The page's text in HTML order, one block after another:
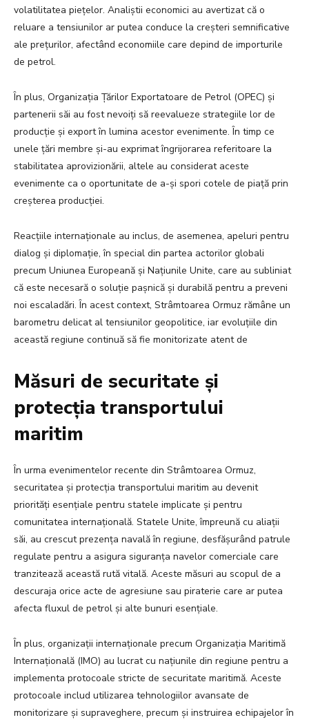
volatilitatea piețelor. Analiștii economici au avertizat că o
reluare a tensiunilor ar putea conduce la creșteri semnificative
ale prețurilor, afectând economiile care depind de importurile
de petrol.
În plus, Organizația Țărilor Exportatoare de Petrol (OPEC) și
partenerii săi au fost nevoiți să reevalueze strategiile lor de
producție și export în lumina acestor evenimente. În timp ce
unele țări membre și-au exprimat îngrijorarea referitoare la
stabilitatea aprovizionării, altele au considerat aceste
evenimente ca o oportunitate de a-și spori cotele de piață prin
creșterea producției.
Reacțiile internaționale au inclus, de asemenea, apeluri pentru
dialog și diplomație, în special din partea actorilor globali
precum Uniunea Europeană și Națiunile Unite, care au subliniat
că este necesară o soluție pașnică și durabilă pentru a preveni
noi escaladări. În acest context, Strâmtoarea Ormuz rămâne un
barometru delicat al tensiunilor geopolitice, iar evoluțiile din
această regiune continuă să fie monitorizate atent de
Măsuri de securitate și
protecția transportului
maritim
În urma evenimentelor recente din Strâmtoarea Ormuz,
securitatea și protecția transportului maritim au devenit
priorități esențiale pentru statele implicate și pentru
comunitatea internațională. Statele Unite, împreună cu aliații
săi, au crescut prezența navală în regiune, desfășurând patrule
regulate pentru a asigura siguranța navelor comerciale care
tranzitează această rută vitală. Aceste măsuri au scopul de a
descuraja orice acte de agresiune sau piraterie care ar putea
afecta fluxul de petrol și alte bunuri esențiale.
În plus, organizații internaționale precum Organizația Maritimă
Internațională (IMO) au lucrat cu națiunile din regiune pentru a
implementa protocoale stricte de securitate maritimă. Aceste
protocoale includ utilizarea tehnologiilor avansate de
monitorizare și supraveghere, precum și instruirea echipajelor în